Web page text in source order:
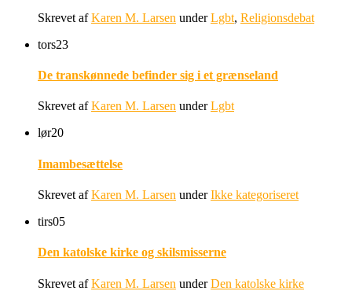
Skrevet afKaren M. Larsen underLgbt, Religionsdebat
tors23
De transkønnede befinder sig i et grænseland
Skrevet afKaren M. Larsen underLgbt
lør20
Imambesættelse
Skrevet afKaren M. Larsen underIkke kategoriseret
tirs05
Den katolske kirke og skilsmisserne
Skrevet afKaren M. Larsen underDen katolske kirke